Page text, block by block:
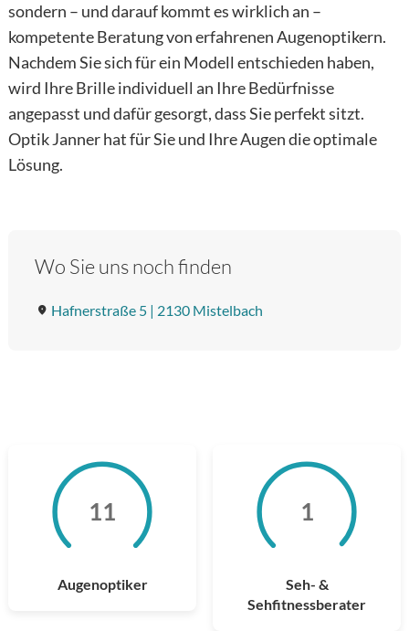
sondern – und darauf kommt es wirklich an –
kompetente Beratung von erfahrenen Augenoptikern.
Nachdem Sie sich für ein Modell entschieden haben,
wird Ihre Brille individuell an Ihre Bedürfnisse
angepasst und dafür gesorgt, dass Sie perfekt sitzt.
Optik Janner hat für Sie und Ihre Augen die optimale
Lösung.
Wo Sie uns noch finden
Hafnerstraße 5 | 2130 Mistelbach
11
11
Augenoptiker
1
1
Seh- &
Sehfitnessberater